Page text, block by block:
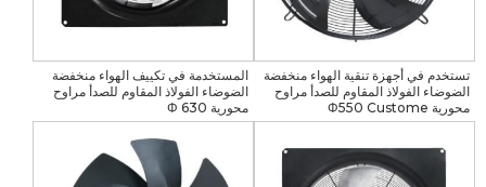
تستخدم في أجهزة تنقية الهواء منخفضة
الضوضاء الفولاذ المقاوم للصدأ مراوح
محورية Φ550 Custome
المستخدمة في تكييف الهواء منخفضة
الضوضاء الفولاذ المقاوم للصدأ مراوح
محورية Φ 630